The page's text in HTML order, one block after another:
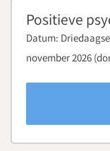
Positieve
Datum:
november 2026